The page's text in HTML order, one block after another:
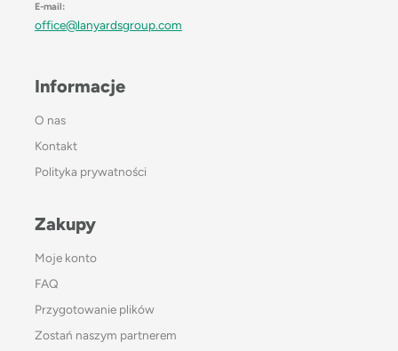
E-mail:
office@lanyardsgroup.com
Informacje
O nas
Kontakt
Polityka prywatności
Zakupy
Moje konto
FAQ
Przygotowanie plików
Zostań naszym partnerem